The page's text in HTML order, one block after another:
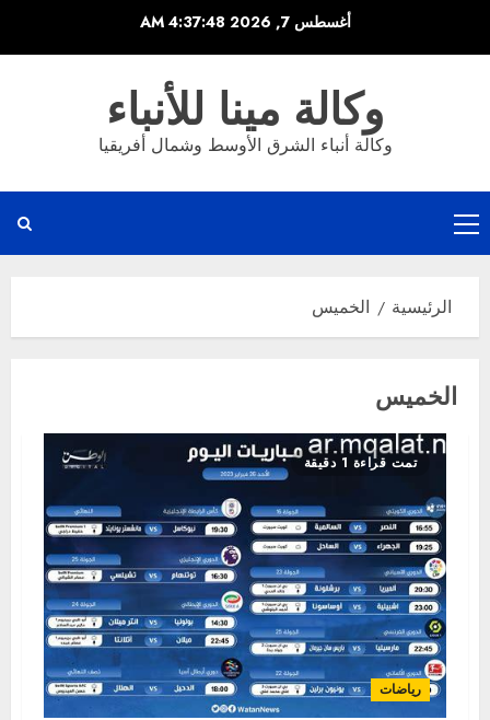
أغسطس 7, 2026 4:37:48 AM
وكالة مينا للأنباء
وكالة أنباء الشرق الأوسط وشمال أفريقيا
القائمة
الرئيسية
الرئيسية الخميس
الخميس
تمت قراءة 1 دقيقة
رياضات